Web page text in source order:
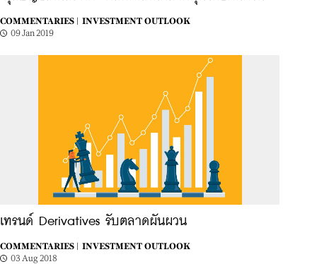
COMMENTARIES |
INVESTMENT OUTLOOK
09 Jan 2019
เทรนด์ Derivatives รับตลาดผันผวน
COMMENTARIES |
INVESTMENT OUTLOOK
03 Aug 2018